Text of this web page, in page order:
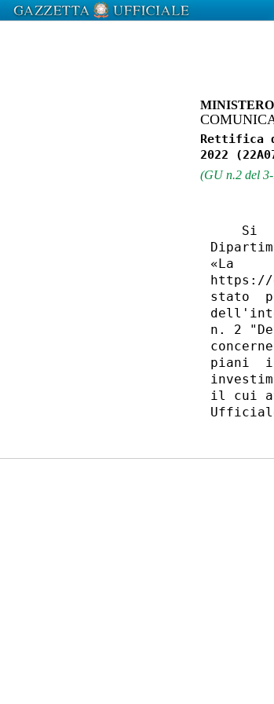
Rettifica
(GU n.2 del
Si
«La
https://
stato
n. 2
piani
il cui